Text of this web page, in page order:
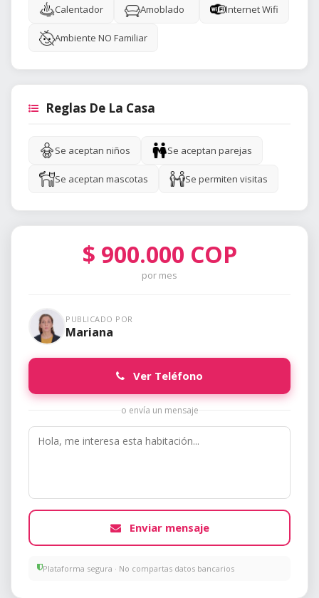
Calentador Amoblado Internet Wifi
Ambiente NO Familiar
Reglas De La Casa
Se aceptan niños Se aceptan parejas
Se aceptan mascotas Se permiten visitas
$ 900.000 COP
por mes
PUBLICADO POR
Mariana
Ver Teléfono
o envía un mensaje
Enviar mensaje
Plataforma segura · No compartas datos bancarios